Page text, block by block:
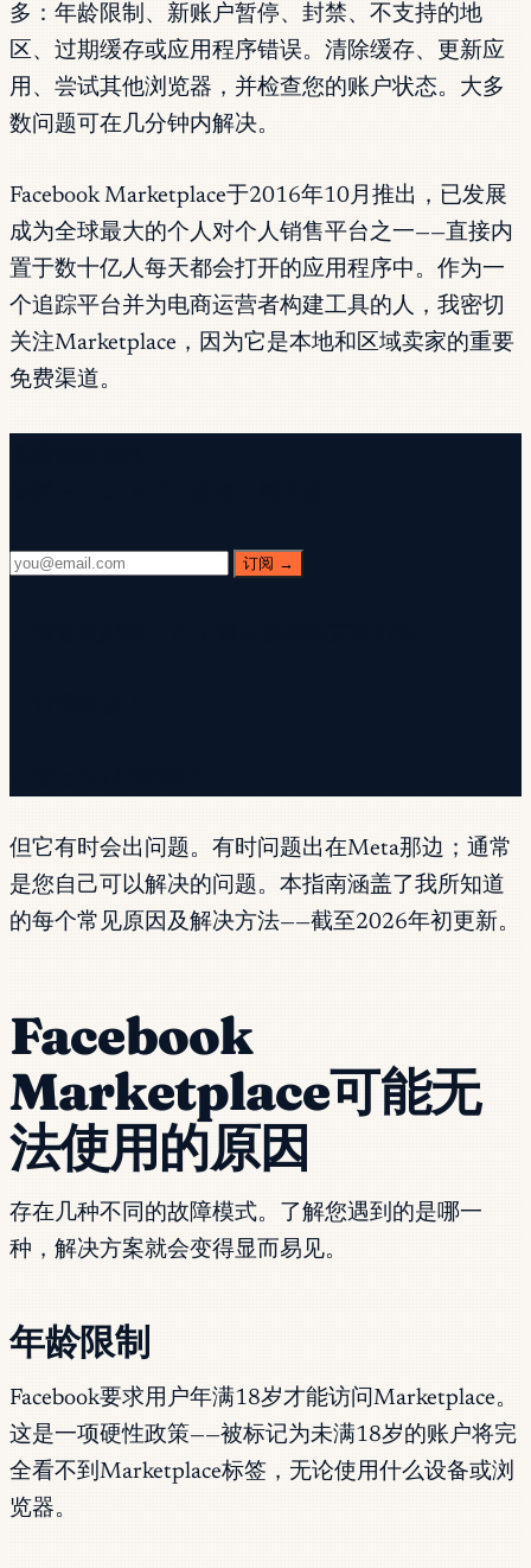
多：年龄限制、新账户暂停、封禁、不支持的地
区、过期缓存或应用程序错误。清除缓存、更新应
用、尝试其他浏览器，并检查您的账户状态。大多
数问题可在几分钟内解决。
Facebook Marketplace于2016年10月推出，已发展
成为全球最大的个人对个人销售平台之一——直接内
置于数十亿人每天都会打开的应用程序中。作为一
个追踪平台并为电商运营者构建工具的人，我密切
关注Marketplace，因为它是本地和区域卖家的重要
免费渠道。
订阅 →
但它有时会出问题。有时问题出在Meta那边；通常
是您自己可以解决的问题。本指南涵盖了我所知道
的每个常见原因及解决方法——截至2026年初更新。
Facebook
Marketplace可能无
法使用的原因
存在几种不同的故障模式。了解您遇到的是哪一
种，解决方案就会变得显而易见。
年龄限制
Facebook要求用户年满18岁才能访问Marketplace。
这是一项硬性政策——被标记为未满18岁的账户将完
全看不到Marketplace标签，无论使用什么设备或浏
览器。